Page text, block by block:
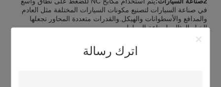
اترك رسالة
في صناعة السيارات لتصنيع مكونات السيارات المختلفة مثل العادم
والمدافع والأسطوانات والهيكل.والقدرات متعددة المحاور تجعلها
الخيار المثالي لصناعة السيارات.
الطيران والفضاء لتصنيع مكونات مختلفة مثل الأقواس واللوحات
والإطارات.القدرات الدقيقة للجهاز على الانحناء والقدرة على التعامل